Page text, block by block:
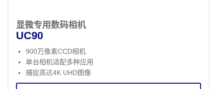
显微专用数码相机
UC90
900万像素CCD相机
单台相机适配多种应用
捕捉高达4K UHD图像